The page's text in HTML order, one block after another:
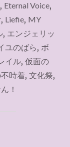
, Eternal Voice,
, Liefie, MY
, エンジェリッ
ユのばら, ボ
イル, 仮面の
時着, 文化祭,
！